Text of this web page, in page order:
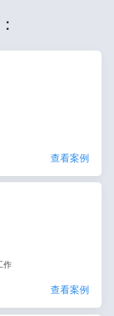
查看案例
作
查看案例